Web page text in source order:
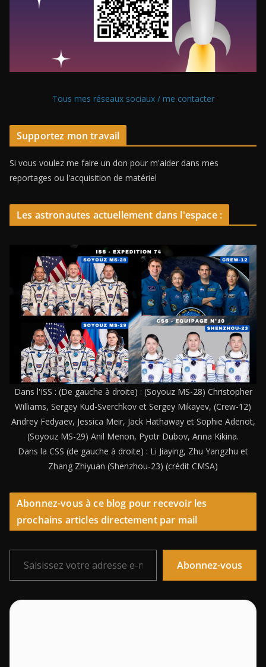
Tous mes réseaux sociaux / me contacter
Supportez mon travail
Si vous voulez me faire un don pour m'aider dans mes
reportages ou l'acquisition de matériel
Les astronautes actuellement dans l'espace :
Dans l'ISS : (De gauche à droite) : (Soyouz MS-28) Christopher
Williams, Sergey Kud-Sverchkov et Sergey Mikayev, (Crew-12)
Andrey Fedyaev, Jessica Meir, Jack Hathaway et Sophie Adenot,
(Soyouz MS-29) Anil Menon, Pyotr Dubov, Anna Kikina.
Dans la CSS (de gauche à droite) : Li Jiaying, Zhu Yangzhu et
Zhang Zhiyuan (Shenzhou-23) (crédit CMSA)
Abonnez-vous à ce blog pour recevoir les
prochains articles directement par mail
Saisissez votre adresse e-mail…
Abonnez-vous